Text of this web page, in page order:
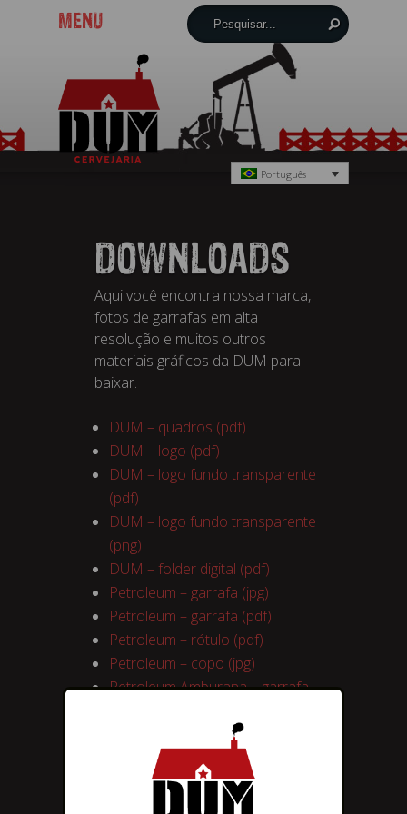
MENU
Português
DOWNLOADS
Aqui você encontra nossa marca,
fotos de garrafas em alta
resolução e muitos outros
materiais gráficos da DUM para
baixar.
DUM – quadros (pdf)
DUM – logo (pdf)
DUM – logo fundo transparente
(pdf)
DUM – logo fundo transparente
(png)
DUM – folder digital (pdf)
Petroleum – garrafa (jpg)
Petroleum – garrafa (pdf)
Petroleum – rótulo (pdf)
Petroleum – copo (jpg)
Petroleum Amburana – garrafa
Petroleum Amburana – garrafa
Petroleum Carvalho Francês –
garrafa (png)